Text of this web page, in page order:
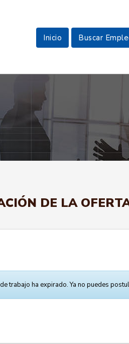
Inicio Buscar
DE LA
trabajo ha expirado. Ya no puedes